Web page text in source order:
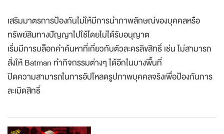
เสริมมาตรการป้องกันไม่ให้มีการนำภาพลักษณ์ของบุคคลหรือ
ทรัพย์สินทางปัญญาไปใช้โดยไม่ได้รับอนุญาต
เริ่มมีการบล็อกคำค้นหาที่เกี่ยวกับตัวละครลิขสิทธิ์ เช่น ไม่สามารถ
สั่งให้ Batman ทำกิจกรรมต่างๆ ได้อีกในบางพื้นที่
ปิดความสามารถในการอัปโหลดรูปภาพบุคคลจริงเพื่อป้องกันการ
ละเมิดสิทธิ์